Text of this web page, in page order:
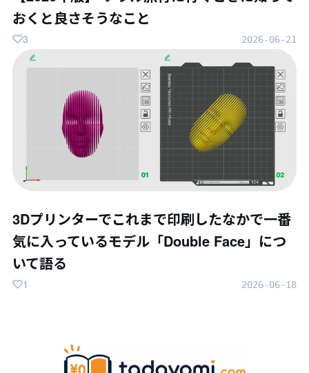
おくと良さそうなこと
2026-06-21
3
3Dプリンターでこれまで印刷したなかで一番
気に入っているモデル「Double Face」につ
いて語る
2026-06-18
1